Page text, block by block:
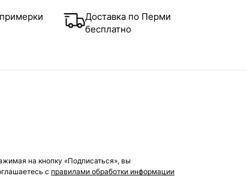
Доставка по Перми
бесплатно
на кнопку «Подписаться», вы
с правилами обработки информации